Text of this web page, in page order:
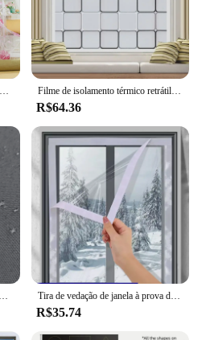
Filme de isolamento térmico retrátil para janela de inverno, cortina de isolamento de treliça quadrada translúcida, à prova de vento, quente, economia de energia
R$64.36
Tira de vedação de janela à prova de vento filme de isolamento térmico inverno prevenção de frio pano plástico transparente de dupla camada
R$35.74